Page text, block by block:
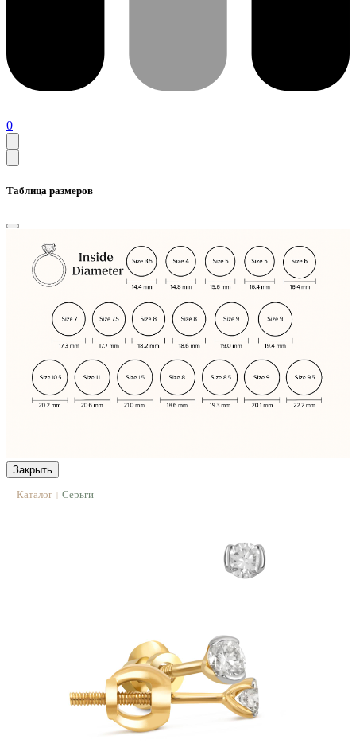
0
Таблица размеров
Закрыть
Каталог | Серьги